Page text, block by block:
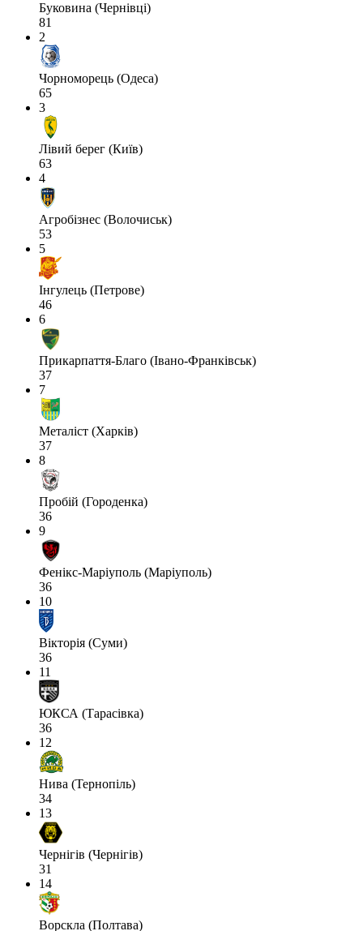
Буковина (Чернівці)
81
2
Чорноморець (Одеса)
65
3
Лівий берег (Київ)
63
4
Агробізнес (Волочиськ)
53
5
Інгулець (Петрове)
46
6
Прикарпаття-Благо (Івано-Франківськ)
37
7
Металіст (Харків)
37
8
Пробій (Городенка)
36
9
Фенікс-Маріуполь (Маріуполь)
36
10
Вікторія (Суми)
36
11
ЮКСА (Тарасівка)
36
12
Нива (Тернопіль)
34
13
Чернігів (Чернігів)
31
14
Ворскла (Полтава)